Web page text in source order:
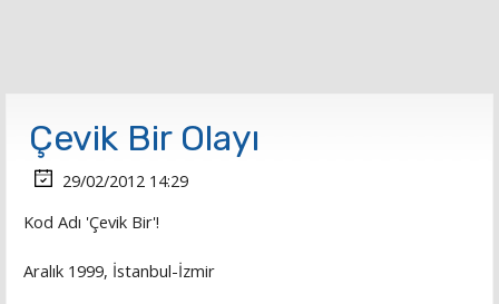
Çevik Bir Olayı
29/02/2012 14:29
Kod Adı 'Çevik Bir'!
Aralık 1999, İstanbul-İzmir